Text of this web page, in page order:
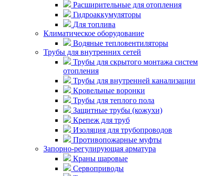
Расширительные для отопления
Гидроаккумуляторы
Для топлива
Климатическое оборудование
Водяные тепловентиляторы
Трубы для внутренних сетей
Трубы для скрытого монтажа систем
отопления
Трубы для внутренней канализации
Кровельные воронки
Трубы для теплого пола
Защитные трубы (кожухи)
Крепеж для труб
Изоляция для трубопроводов
Противопожарные муфты
Запорно-регулирующая арматура
Краны шаровые
Сервоприводы